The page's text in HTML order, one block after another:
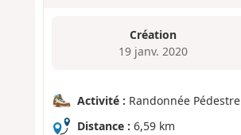
Création
19 janv. 2020
Activité : Randonnée Pédestre
Distance : 6,59 km